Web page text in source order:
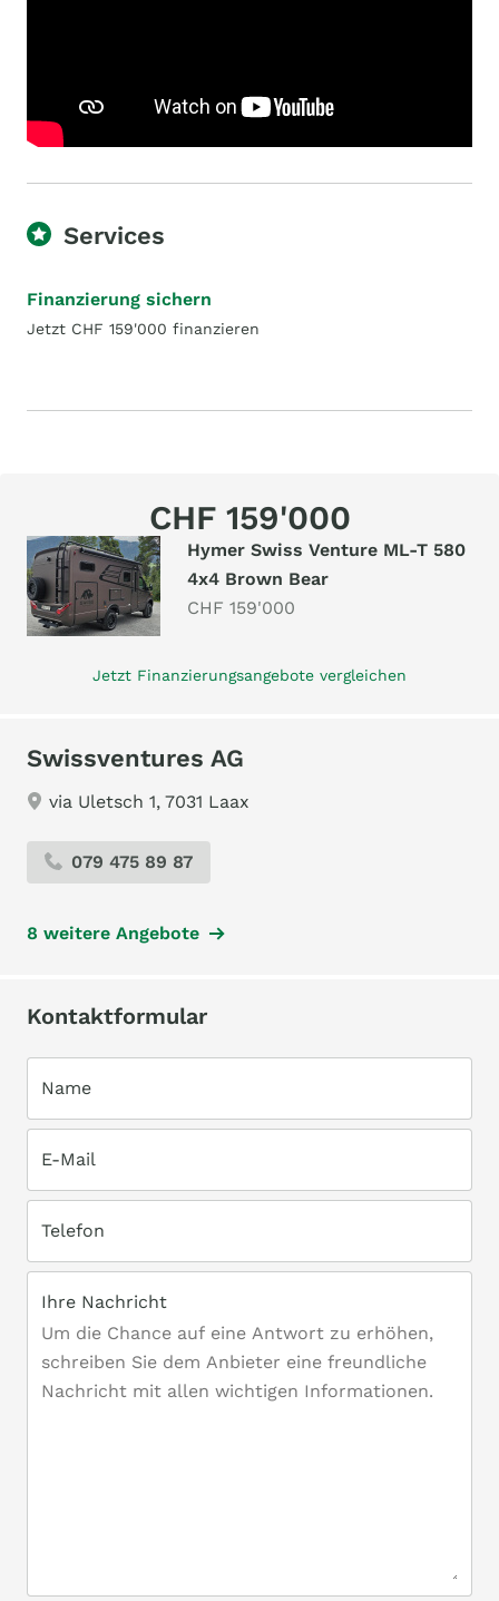
Services
Finanzierung sichern
Jetzt CHF 159'000 finanzieren
CHF 159'000
Hymer Swiss Venture ML-T 580
4x4 Brown Bear
CHF 159'000
Jetzt Finanzierungsangebote vergleichen
Swissventures AG
via Uletsch 1, 7031 Laax
079 475 89 87
8 weitere Angebote
Kontaktformular
Name
E-Mail
Telefon
Ihre Nachricht